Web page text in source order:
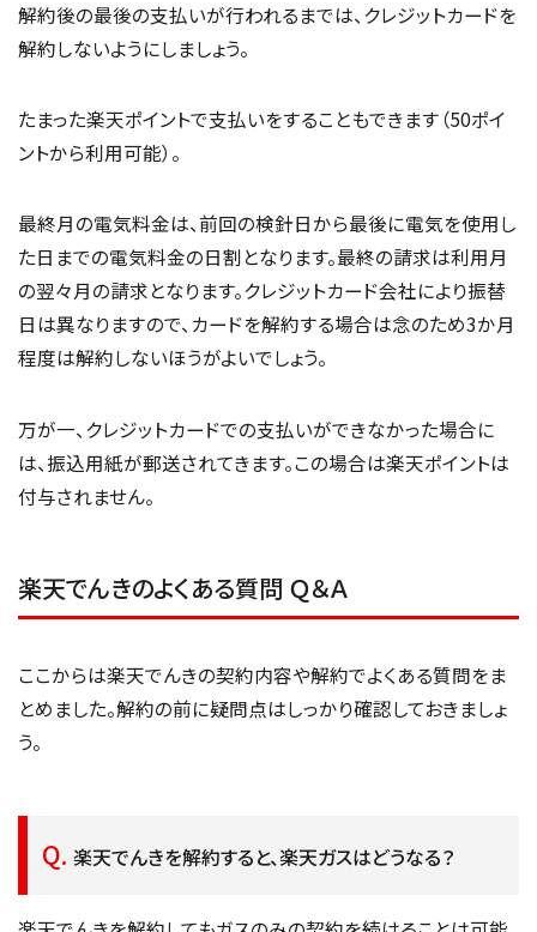
解約後の最後の支払いが行われるまでは、クレジットカードを
解約しないようにしましょう。
たまった楽天ポイントで支払いをすることもできます（50ポイ
ントから利用可能）。
最終月の電気料金は、前回の検針日から最後に電気を使用し
た日までの電気料金の日割となります。最終の請求は利用月
の翌々月の請求となります。クレジットカード会社により振替
日は異なりますので、カードを解約する場合は念のため3か月
程度は解約しないほうがよいでしょう。
万が一、クレジットカードでの支払いができなかった場合に
は、振込用紙が郵送されてきます。この場合は楽天ポイントは
付与されません。
楽天でんきのよくある質問 Ｑ＆Ａ
ここからは楽天でんきの契約内容や解約でよくある質問をま
とめました。解約の前に疑問点はしっかり確認しておきましょ
う。
楽天でんきを解約すると、楽天ガスはどうなる？